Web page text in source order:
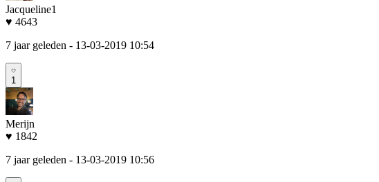
Jacqueline1
♥ 4643
7 jaar geleden - 13-03-2019 10:54
1
Merijn
♥ 1842
7 jaar geleden - 13-03-2019 10:56